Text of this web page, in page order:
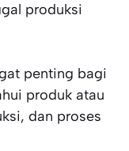
produksi
penting bagi
produk atau
dan proses